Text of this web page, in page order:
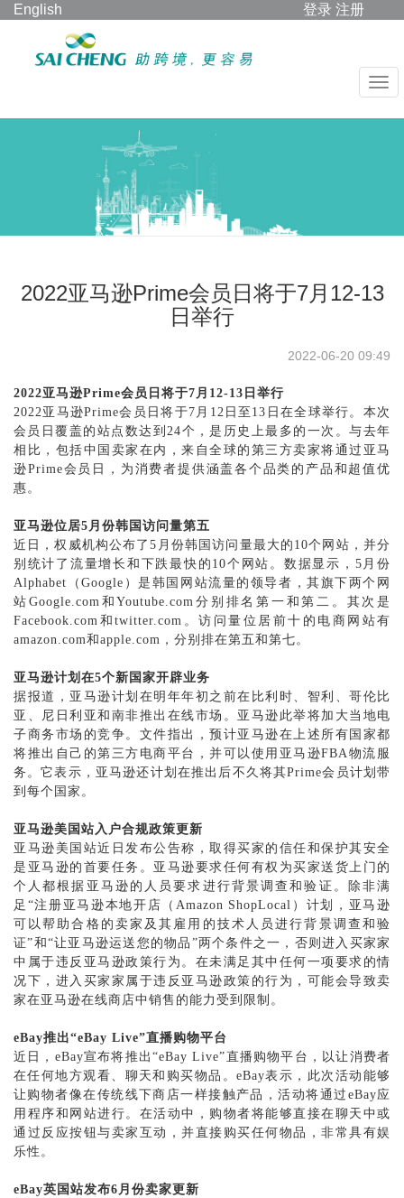
English 登录 注册
2022亚马逊Prime会员日将于7月12-13
日举行
2022-06-20 09:49
2022亚马逊Prime会员日将于7月12-13日举行
2022亚马逊Prime会员日将于7月12日至13日在全球举行。本次
会员日覆盖的站点数达到24个，是历史上最多的一次。与去年
相比，包括中国卖家在内，来自全球的第三方卖家将通过亚马
逊Prime会员日，为消费者提供涵盖各个品类的产品和超值优
惠。
亚马逊位居5月份韩国访问量第五
近日，权威机构公布了5月份韩国访问量最大的10个网站，并分
别统计了流量增长和下跌最快的10个网站。数据显示，5月份
Alphabet（Google）是韩国网站流量的领导者，其旗下两个网
站Google.com和Youtube.com分别排名第一和第二。其次是
Facebook.com和twitter.com。访问量位居前十的电商网站有
amazon.com和apple.com，分别排在第五和第七。
亚马逊计划在5个新国家开辟业务
据报道，亚马逊计划在明年年初之前在比利时、智利、哥伦比
亚、尼日利亚和南非推出在线市场。亚马逊此举将加大当地电
子商务市场的竞争。文件指出，预计亚马逊在上述所有国家都
将推出自己的第三方电商平台，并可以使用亚马 逊FBA物流 服
务 。它表示，亚马逊还计划在推出后不久将其Prime会员计划带
到每个国家。
亚马逊美国站入户合规政策更新
亚马逊美国站近日发布公告称，取得买家的信任和保护其安全
是亚马逊的首要任务。亚马逊要求任何有权为买家送货上门的
个人都根据亚马逊的人员要求进行背景调查和验证。除非满
足 “注册亚马逊本地开店（Amazon ShopLocal）计划，亚马逊
可以帮助合格的卖家及其雇用的技术人员进行背景调查和验
证”和“让亚马逊运送您的物品”两个条件之一，否则进入买家家
中属于违反亚马逊政策行为。在未满足其中任何一项要求的情
况下，进入买家家属于违反亚马逊政策的行为，可能会导致卖
家在亚马逊在线商店中销售的能力受到限制。
eBay推出“eBay Live”直播购物平台
近日， eBay宣布将推出“eBay Live”直播购物平台，以让消费者
在任何地方观看、聊天和购买物品。eBay表示，此次活动能够
让购物者像在传统线下商店一样接触产品，活动将通过eBay应
用程序和网站进行。在活动中，购物者将能够直接在聊天中或
通过反应按钮与卖家互动，并直接购买任何物品，非常具有娱
乐性。
eBay英国站发布6月份卖家更新